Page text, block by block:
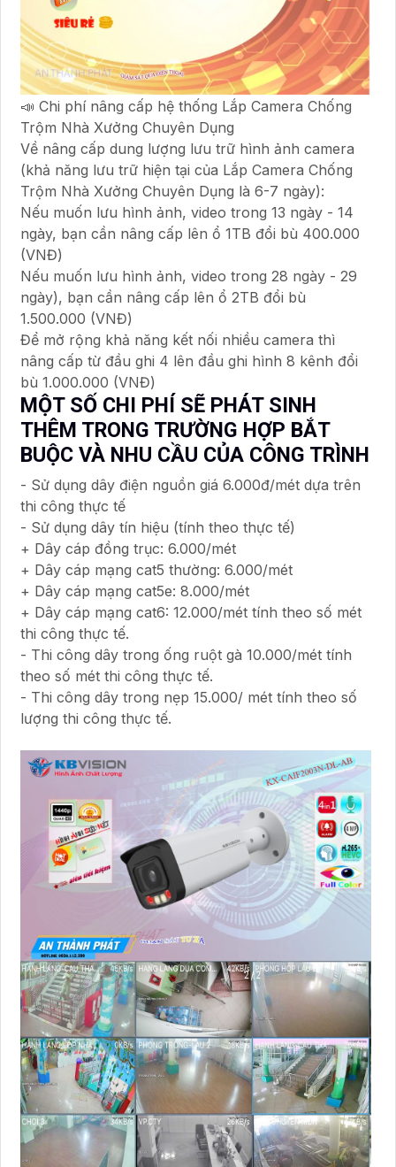
📣 Chi phí nâng cấp hệ thống Lắp Camera Chống
Trộm Nhà Xưởng Chuyên Dụng
Về nâng cấp dung lượng lưu trữ hình ảnh camera
(khả năng lưu trữ hiện tại của Lắp Camera Chống
Trộm Nhà Xưởng Chuyên Dụng là 6-7 ngày):
Nếu muốn lưu hình ảnh, video trong 13 ngày - 14
ngày, bạn cần nâng cấp lên ổ 1TB đổi bù 400.000
(VNĐ)
Nếu muốn lưu hình ảnh, video trong 28 ngày - 29
ngày), bạn cần nâng cấp lên ổ 2TB đổi bù
1.500.000 (VNĐ)
Để mở rộng khả năng kết nối nhiều camera thì
nâng cấp từ đầu ghi 4 lên đầu ghi hình 8 kênh đổi
bù 1.000.000 (VNĐ)
MỘT SỐ CHI PHÍ SẼ PHÁT SINH
THÊM TRONG TRƯỜNG HỢP BẮT
BUỘC VÀ NHU CẦU CỦA CÔNG TRÌNH
- Sử dụng dây điện nguồn giá 6.000đ/mét dựa trên
thi công thực tế
- Sử dụng dây tín hiệu (tính theo thực tế)
+ Dây cáp đồng trục: 6.000/mét
+ Dây cáp mạng cat5 thường: 6.000/mét
+ Dây cáp mạng cat5e: 8.000/mét
+ Dây cáp mạng cat6: 12.000/mét tính theo số mét
thi công thực tế.
- Thi công dây trong ống ruột gà 10.000/mét tính
theo số mét thi công thực tế.
- Thi công dây trong nẹp 15.000/ mét tính theo số
lượng thi công thực tế.